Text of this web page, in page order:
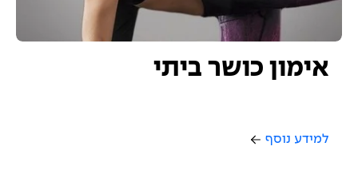
אימון כושר ביתי
למידע נוסף